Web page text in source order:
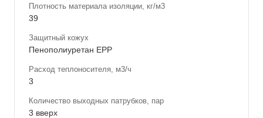
Плотность материала изоляции, кг/м3
39
Защитный кожух
Пенополиуретан ЕРР
Расход теплоносителя, м3/ч
3
Количество выходных патрубков, пар
3 вверх